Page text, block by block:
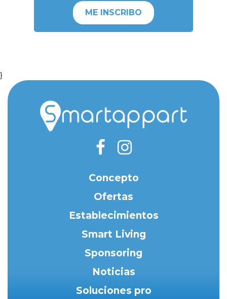
ME INSCRIBO
}
Concepto
Ofertas
Establecimientos
Smart Living
Sponsoring
Noticias
Soluciones pro